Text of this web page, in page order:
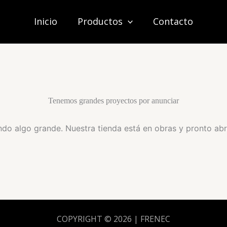
Inicio Productos Contacto
Tenemos grandes proyectos por anunciar
algo grande. Nuestra tienda está en obras y pronto
COPYRIGHT © 2026 | FRENEC